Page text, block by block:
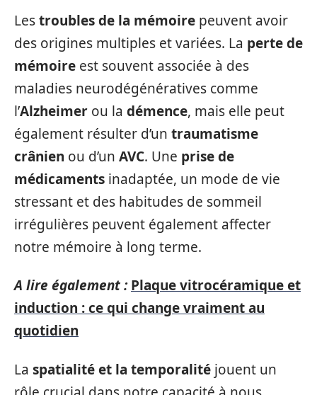
Lestroubles de la mémoire peuvent avoir
des origines multiples et variées. La perte de
mémoire est souvent associée à des
maladies neurodégénératives comme
l’Alzheimer ou la démence, mais elle peut
également résulter d’un traumatisme
crânien ou d’un AVC. Une prise de
médicaments inadaptée, un mode de vie
stressant et des habitudes de sommeil
irrégulières peuvent également affecter
notre mémoire à long terme.
A lire également : Plaque vitrocéramique et
induction : ce qui change vraiment au
quotidien
La spatialité et la temporalité jouent un